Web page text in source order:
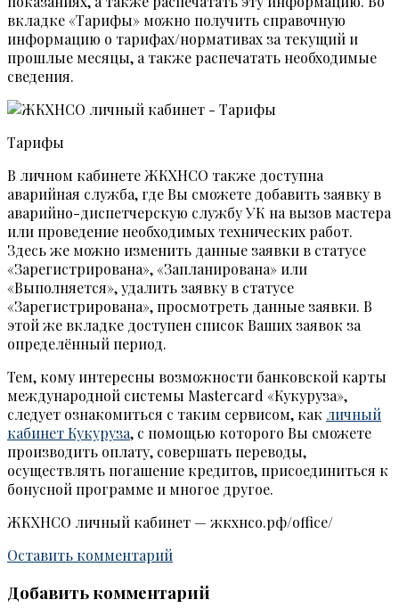
вкладке «Тарифы» можно получить справочную
информацию о тарифах/нормативах за текущий и
прошлые месяцы, а также распечатать необходимые
сведения.
Тарифы
В личном кабинете ЖКХНСО также доступна
аварийная служба, где Вы сможете добавить заявку в
аварийно-диспетчерскую службу УК на вызов мастера
или проведение необходимых технических работ.
Здесь же можно изменить данные заявки в статусе
«Зарегистрирована», «Запланирована» или
«Выполняется», удалить заявку в статусе
«Зарегистрирована», просмотреть данные заявки. В
этой же вкладке доступен список Ваших заявок за
определённый период.
Тем, кому интересны возможности банковской карты
международной системы Mastercard «Кукуруза»,
следует ознакомиться с таким сервисом, как личный
кабинет Кукуруза, с помощью которого Вы сможете
производить оплату, совершать переводы,
осуществлять погашение кредитов, присоединиться к
бонусной программе и многое другое.
ЖКХНСО личный кабинет — жкхнсо.рф/office/
Оставить комментарий
Добавить комментарий